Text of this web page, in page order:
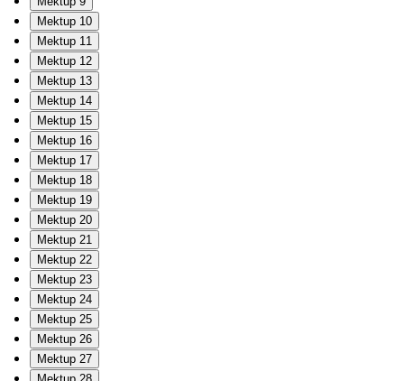
Mektup 10
Mektup 11
Mektup 12
Mektup 13
Mektup 14
Mektup 15
Mektup 16
Mektup 17
Mektup 18
Mektup 19
Mektup 20
Mektup 21
Mektup 22
Mektup 23
Mektup 24
Mektup 25
Mektup 26
Mektup 27